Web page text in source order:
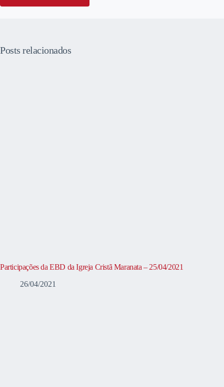
Posts relacionados
Participações da EBD da Igreja Cristã Maranata – 25/04/2021
26/04/2021